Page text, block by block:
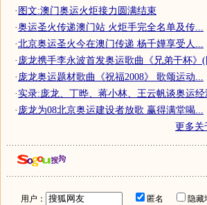
·图文:澳门奥运火炬接力圆满结束
·奥运圣火传递澳门站 火炬手完全名单及传...
·北京奥运圣火今在澳门传递 杨千嬅享受人...
· 庞龙携手李永波首发奥运歌曲《兄弟干杯》
· 庞龙奥运题材歌曲《祝福2008》 歌颂运动...
·实录:庞龙、丁晔、蒋小林、王云帆谈奥运经
· 庞龙为08北京奥运建设者放歌 赢得满堂喝...
更多关
用户： 匿名 隐